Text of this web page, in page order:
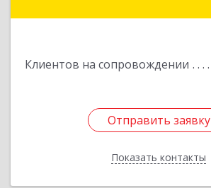
Клиентов на сопровождении
Отправить заявку
Показать контакты
Отправить заявку
Назад